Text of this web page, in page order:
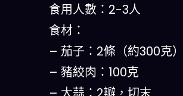
食用人數：2-3人
食材：
– 茄子：2條（約300克）
– 豬絞肉：100克